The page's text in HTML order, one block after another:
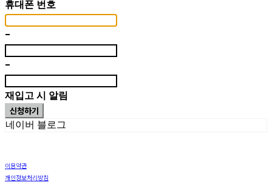
휴대폰 번호
-
-
재입고 시 알림
신청하기
네이버 블로그
이용약관
개인정보처리방침